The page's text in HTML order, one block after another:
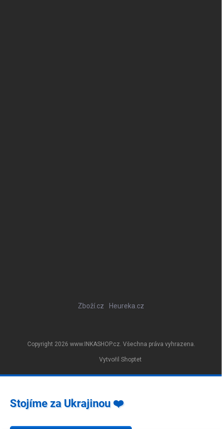
Zboží.cz Heureka.cz
Vytvořil Shoptet
Copyright 2026 www.INKASHOP.cz. Všechna práva vyhrazena.
Stojíme za Ukrajinou ❤️